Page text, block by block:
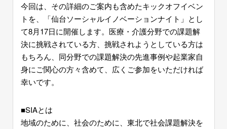
今回は、その詳細のご案内も含めたキックオフイベン
トを、「仙台ソーシャルイノベーションナイト」とし
て8月17日に開催します。医療・介護分野での課題解
決に挑戦されている方、挑戦されようとしている方は
もちろん、同分野での課題解決の先進事例や起業家自
身にご関心の方々含めて、広くご参加をいただければ
幸いです。
■SIAとは
地域のために、社会のために、東北で社会課題解決を